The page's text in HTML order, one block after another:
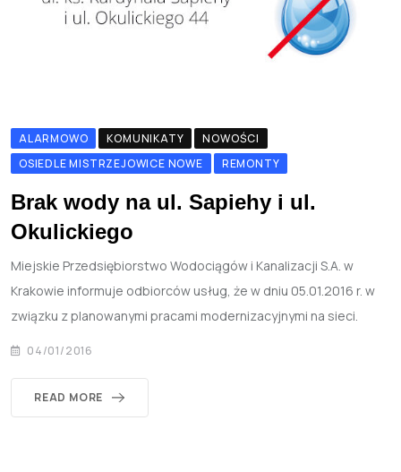
ALARMOWO KOMUNIKATY
NOWOŚCI
OSIEDLE MISTRZEJOWICE NOWE
REMONTY
Brak wody na ul. Sapiehy i ul.
Okulickiego
Miejskie Przedsiębiorstwo Wodociągów i Kanalizacji S.A. w
Krakowie informuje odbiorców usług, że w dniu 05.01.2016 r. w
związku z planowanymi pracami modernizacyjnymi na sieci.
04/01/2016
READ MORE